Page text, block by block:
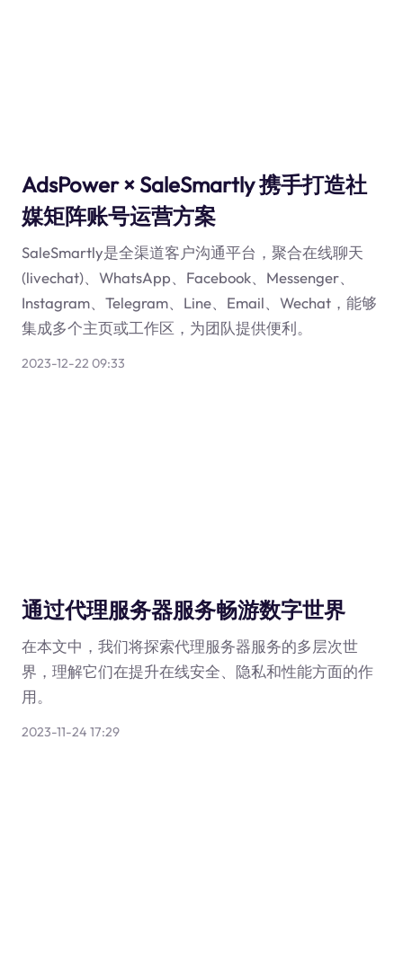
AdsPower × SaleSmartly 携手打造社
媒矩阵账号运营方案
SaleSmartly是全渠道客户沟通平台，聚合在线聊天
(livechat)、WhatsApp、Facebook、Messenger、
Instagram、Telegram、Line、Email、Wechat，能够
集成多个主页或工作区，为团队提供便利。
2023-12-22 09:33
通过代理服务器服务畅游数字世界
在本文中，我们将探索代理服务器服务的多层次世
界，理解它们在提升在线安全、隐私和性能方面的作
用。
2023-11-24 17:29